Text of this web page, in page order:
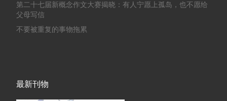
第二十七届新概念作文大赛揭晓：有人宁愿上孤岛，也不愿给
父母写信
不要被重复的事物拖累
最新刊物